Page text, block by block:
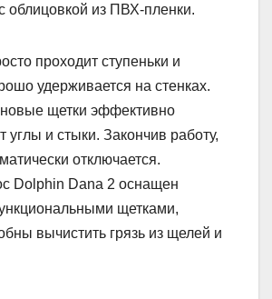
облицовкой из ПВХ-пленки.
проходит ступеньки и
удерживается на стенках.
щетки эффективно
углы и стыки. Закончив работу,
отключается.
Dolphin Dana 2 оснащен
щетками,
вычистить грязь из щелей и